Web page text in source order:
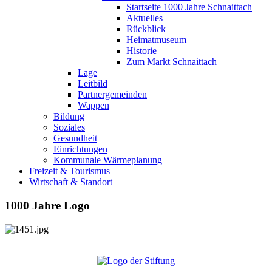
Startseite 1000 Jahre Schnaittach
Aktuelles
Rückblick
Heimatmuseum
Historie
Zum Markt Schnaittach
Lage
Leitbild
Partnergemeinden
Wappen
Bildung
Soziales
Gesundheit
Einrichtungen
Kommunale Wärmeplanung
Freizeit & Tourismus
Wirtschaft & Standort
1000 Jahre Logo